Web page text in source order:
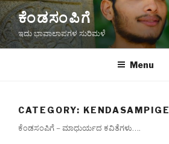
Skip
to
content
ಕೆಂಡಸಂಪಿಗೆ
ಇದು ಭಾವಾಲಾಪಗಳ ಸುರಿಮಳೆ
Menu
CATEGORY: KENDASAMPIGE
ಕೆಂಡಸಂಪಿಗೆ – ಮಾಧುರ್ಯದ ಕವಿತೆಗಳು….